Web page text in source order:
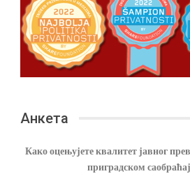
Анкета
Како оцењујете квалитет јавног
приградском